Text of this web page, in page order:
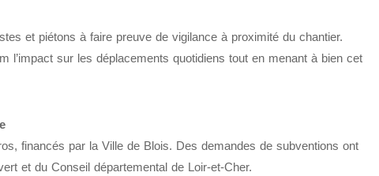
et piétons à faire preuve de vigilance à proximité du chantier.
l’impact sur les déplacements quotidiens tout en menant à bien cet
financés par la Ville de Blois. Des demandes de subventions ont
et du Conseil départemental de Loir-et-Cher.